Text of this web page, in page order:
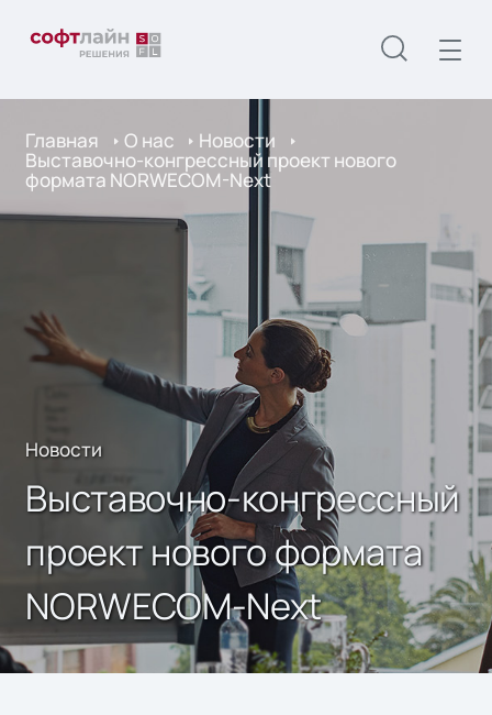
Главная О нас Новости
Выставочно-конгрессный проект нового
формата NORWECOM-Next
Новости
Выставочно-конгрессный
проект нового формата
NORWECOM-Next